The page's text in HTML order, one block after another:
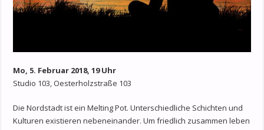
Mo, 5. Februar 2018, 19 Uhr
Studio 103, Oesterholzstraße 103
Die Nordstadt ist ein Melting Pot. Unterschiedliche Schichten und
Kulturen existieren nebeneinander. Um friedlich zusammen leben